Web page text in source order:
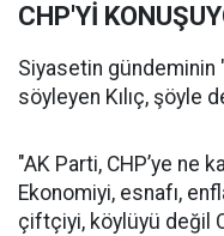
CHP'Yİ
Siyasetin gündeminin
söyleyen Kılıç, şöyle
"AK Parti, CHP’ye ne
Ekonomiyi, esnafı,
çiftçiyi, köylüyü değil